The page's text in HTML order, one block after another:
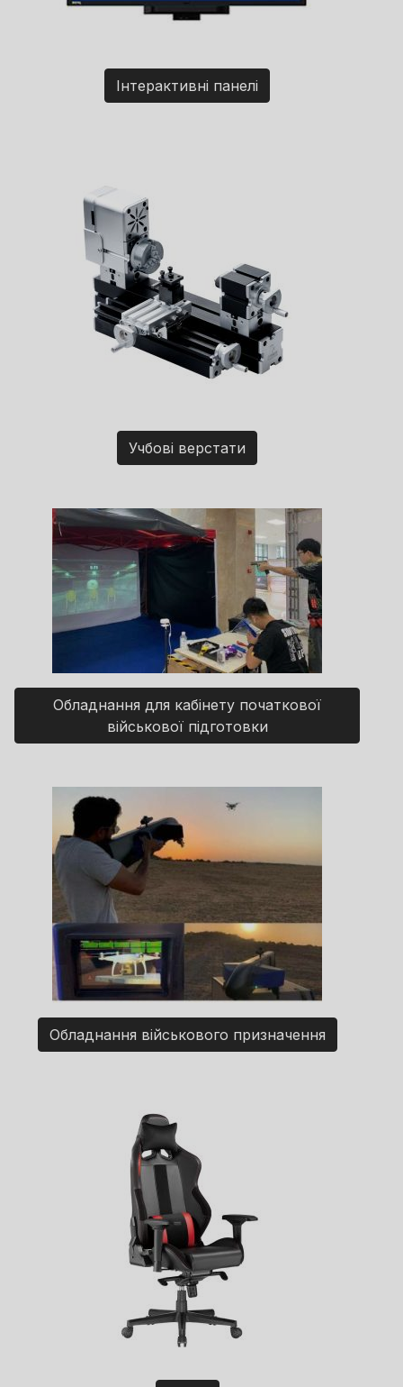
Інтерактивні панелі
Учбові верстати
Обладнання для кабінету початкової
військової підготовки
Обладнання військового призначення